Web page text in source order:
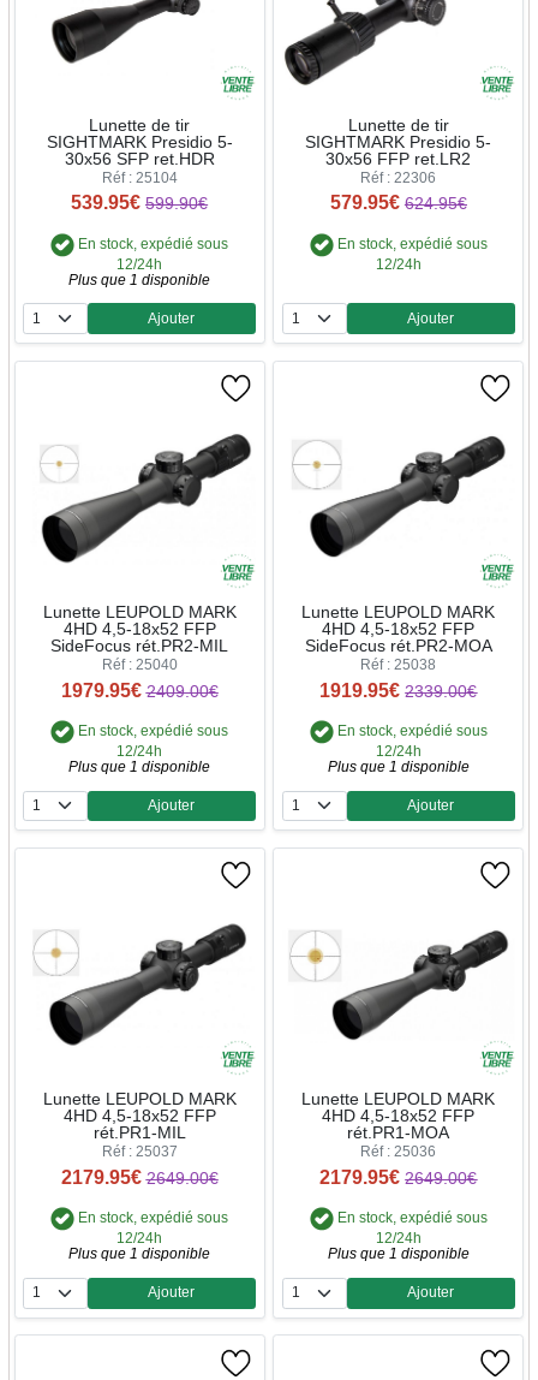
Lunette de tir
SIGHTMARK Presidio 5-
30x56 SFP ret.HDR
Réf : 25104
539.95€ 599.90€
En stock, expédié sous
12/24h
Plus que 1 disponible
Quantité
Ajouter
Lunette de tir
SIGHTMARK Presidio 5-
30x56 FFP ret.LR2
Réf : 22306
579.95€ 624.95€
En stock, expédié sous
12/24h
Quantité
Ajouter
Lunette LEUPOLD MARK
4HD 4,5-18x52 FFP
SideFocus rét.PR2-MIL
Réf : 25040
1979.95€ 2409.00€
En stock, expédié sous
12/24h
Plus que 1 disponible
Quantité
Ajouter
Lunette LEUPOLD MARK
4HD 4,5-18x52 FFP
SideFocus rét.PR2-MOA
Réf : 25038
1919.95€ 2339.00€
En stock, expédié sous
12/24h
Plus que 1 disponible
Quantité
Ajouter
Lunette LEUPOLD MARK
4HD 4,5-18x52 FFP
rét.PR1-MIL
Réf : 25037
2179.95€ 2649.00€
En stock, expédié sous
12/24h
Plus que 1 disponible
Quantité
Ajouter
Lunette LEUPOLD MARK
4HD 4,5-18x52 FFP
rét.PR1-MOA
Réf : 25036
2179.95€ 2649.00€
En stock, expédié sous
12/24h
Plus que 1 disponible
Quantité
Ajouter